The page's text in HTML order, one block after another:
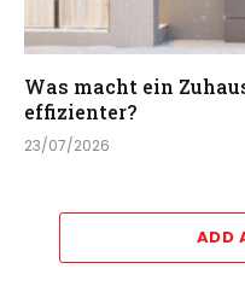
Was macht ein
effizienter?
23/07/2026
ADD